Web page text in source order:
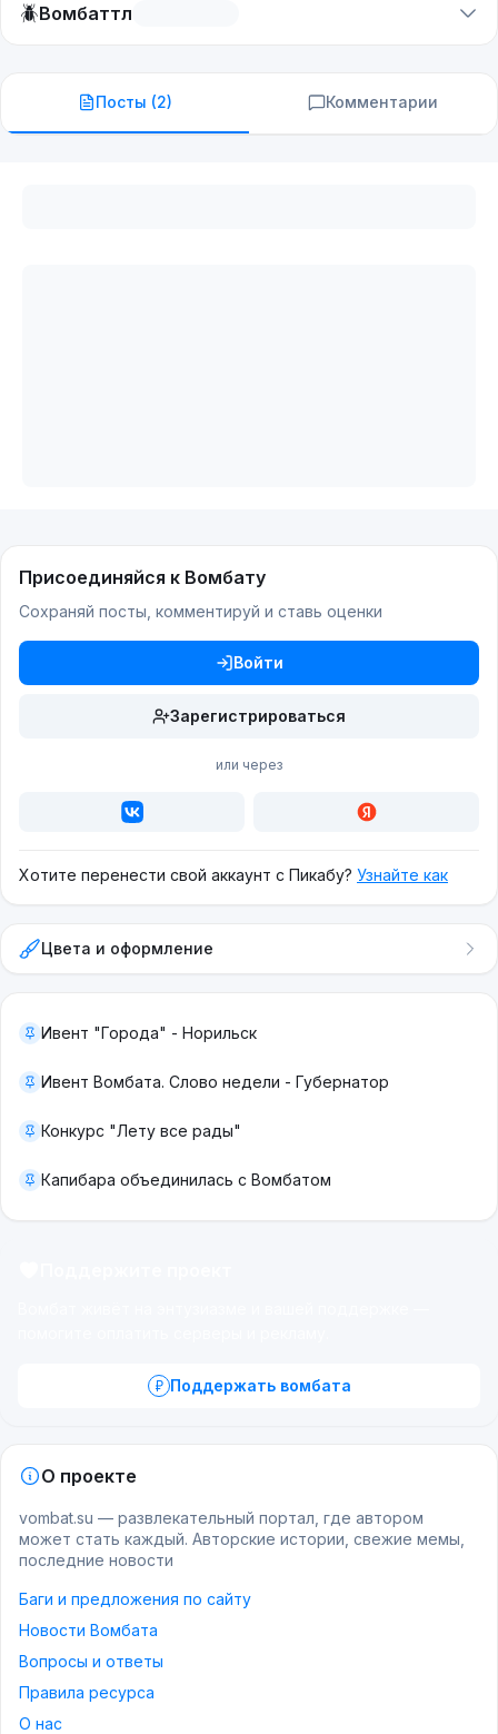
🪲Вомбаттл
Посты (2) Комментарии
Присоединяйся к Вомбату
Сохраняй посты, комментируй и ставь оценки
Войти
Зарегистрироваться
или через
Хотите перенести свой аккаунт с Пикабу? Узнайте как
Цвета и оформление
Ивент "Города" - Норильск
Ивент Вомбата. Слово недели - Губернатор
Конкурс "Лету все рады"
Капибара объединилась с Вомбатом
Поддержать вомбата
О проекте
vombat.su — развлекательный портал, где автором
может стать каждый. Авторские истории, свежие мемы,
последние новости
Баги и предложения по сайту
Новости Вомбата
Вопросы и ответы
Правила ресурса
О нас